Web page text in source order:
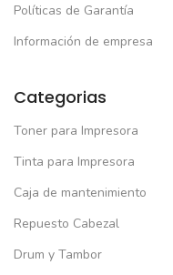
Políticas de Garantía
Información de empresa
Categorias
Toner para Impresora
Tinta para Impresora
Caja de mantenimiento
Repuesto Cabezal
Drum y Tambor